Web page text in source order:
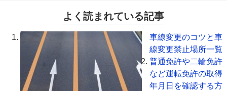
よく読まれている記事
車線変更のコツと車
線変更禁止場所一覧
普通免許や二輪免許
など運転免許の取得
年月日を確認する方